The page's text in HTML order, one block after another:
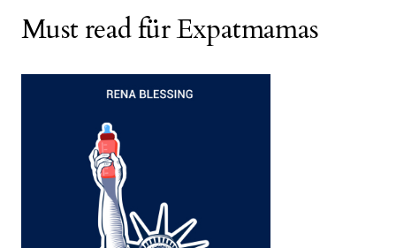
Must read für Expatmamas